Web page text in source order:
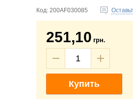
Код: 200AF030085
251,10 грн.
Купить